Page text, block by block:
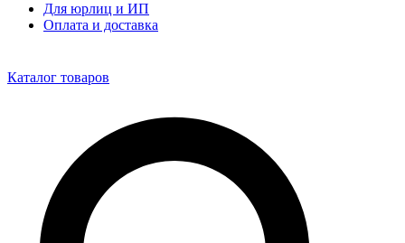
Для юрлиц и ИП
Оплата и доставка
Каталог товаров